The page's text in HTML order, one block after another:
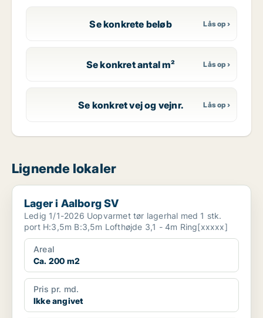
Se konkrete beløb
Se konkret antal m²
Se konkret vej og vejnr.
Lignende lokaler
Lager i Aalborg SV
Lager i Aalborg SV
Ledig 1/1-2026 Uopvarmet tør lagerhal med 1 stk.
port H:3,5m B:3,5m Lofthøjde 3,1 - 4m Ring[xxxxx]
Areal
Ca. 200 m2
Pris pr. md.
Ikke angivet